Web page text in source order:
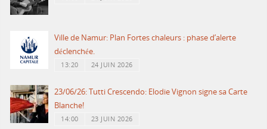
Ville de Namur: Plan Fortes chaleurs : phase d’alerte
déclenchée.
13:20 24 JUIN 2026
23/06/26: Tutti Crescendo: Elodie Vignon signe sa Carte
Blanche!
14:00 23 JUIN 2026